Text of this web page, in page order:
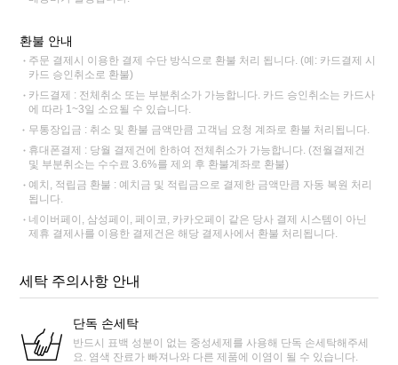
환불 안내
주문 결제시 이용한 결제 수단 방식으로 환불 처리 됩니다. (예: 카드결제 시
카드 승인취소로 환불)
카드결제 : 전체취소 또는 부분취소가 가능합니다. 카드 승인취소는 카드사
에 따라 1~3일 소요될 수 있습니다.
무통장입금 : 취소 및 환불 금액만큼 고객님 요청 계좌로 환불 처리됩니다.
휴대폰결제 : 당월 결제건에 한하여 전체취소가 가능합니다. (전월결제건
및 부분취소는 수수료 3.6%를 제외 후 환불계좌로 환불)
예치, 적립금 환불 : 예치금 및 적립금으로 결제한 금액만큼 자동 복원 처리
됩니다.
네이버페이, 삼성페이, 페이코, 카카오페이 같은 당사 결제 시스템이 아닌
제휴 결제사를 이용한 결제건은 해당 결제사에서 환불 처리됩니다.
세탁 주의사항 안내
단독 손세탁
반드시 표백 성분이 없는 중성세제를 사용해 단독 손세탁해주세
요. 염색 잔료가 빠져나와 다른 제품에 이염이 될 수 있습니다.